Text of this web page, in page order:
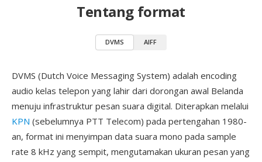
Tentang format
DVMS AIFF
DVMS (Dutch Voice Messaging System) adalah encoding
audio kelas telepon yang lahir dari dorongan awal Belanda
menuju infrastruktur pesan suara digital. Diterapkan melalui
KPN (sebelumnya PTT Telecom) pada pertengahan 1980-
an, format ini menyimpan data suara mono pada sample
rate 8 kHz yang sempit, mengutamakan ukuran pesan yang